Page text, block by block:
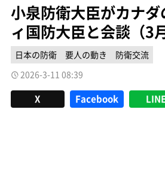
小泉防衛大臣がカナ
ィ国防大臣と会談（3
日本の防衛 要人の動き
防衛交流
2026-3-11 08:39
X Facebook